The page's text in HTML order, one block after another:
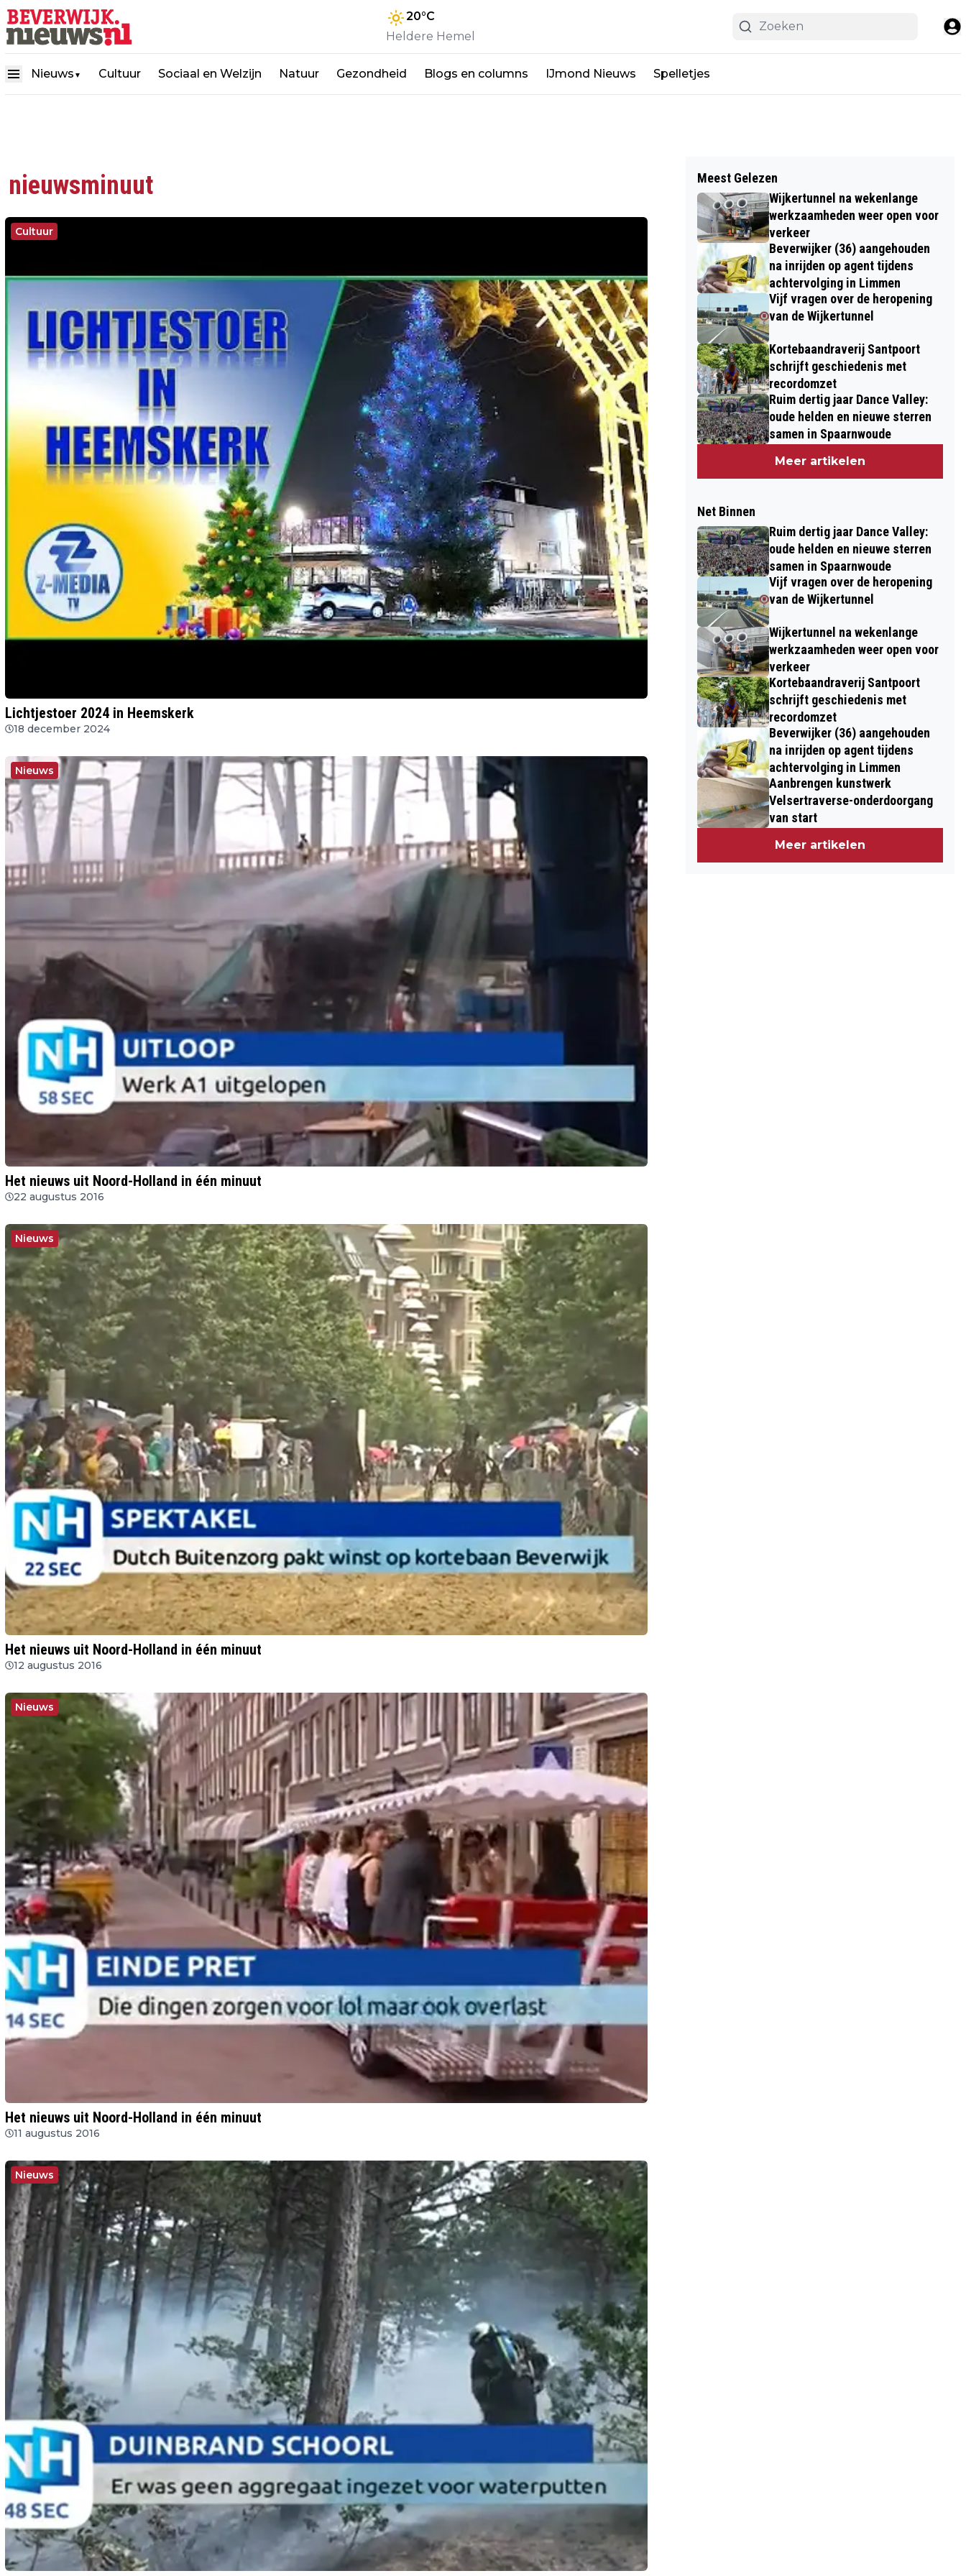
20°C
Heldere Hemel
Nieuws ▼ Cultuur Sociaal en Welzijn Natuur Gezondheid Blogs en columns IJmond Nieuws Spelletjes
nieuwsminuut
Cultuur
Lichtjestoer 2024 in Heemskerk
18 december 2024
Nieuws
Het nieuws uit Noord-Holland in één minuut
22 augustus 2016
Nieuws
Het nieuws uit Noord-Holland in één minuut
12 augustus 2016
Nieuws
Het nieuws uit Noord-Holland in één minuut
11 augustus 2016
Nieuws
Meest Gelezen
Wijkertunnel na wekenlange
werkzaamheden weer open voor
verkeer
Beverwijker (36) aangehouden
na inrijden op agent tijdens
achtervolging in Limmen
Vijf vragen over de heropening
van de Wijkertunnel
Kortebaandraverij Santpoort
schrijft geschiedenis met
recordomzet
Ruim dertig jaar Dance Valley:
oude helden en nieuwe sterren
samen in Spaarnwoude
Meer artikelen
Net Binnen
Ruim dertig jaar Dance Valley:
oude helden en nieuwe sterren
samen in Spaarnwoude
Vijf vragen over de heropening
van de Wijkertunnel
Wijkertunnel na wekenlange
werkzaamheden weer open voor
verkeer
Kortebaandraverij Santpoort
schrijft geschiedenis met
recordomzet
Beverwijker (36) aangehouden
na inrijden op agent tijdens
achtervolging in Limmen
Aanbrengen kunstwerk
Velsertraverse-onderdoorgang
van start
Meer artikelen